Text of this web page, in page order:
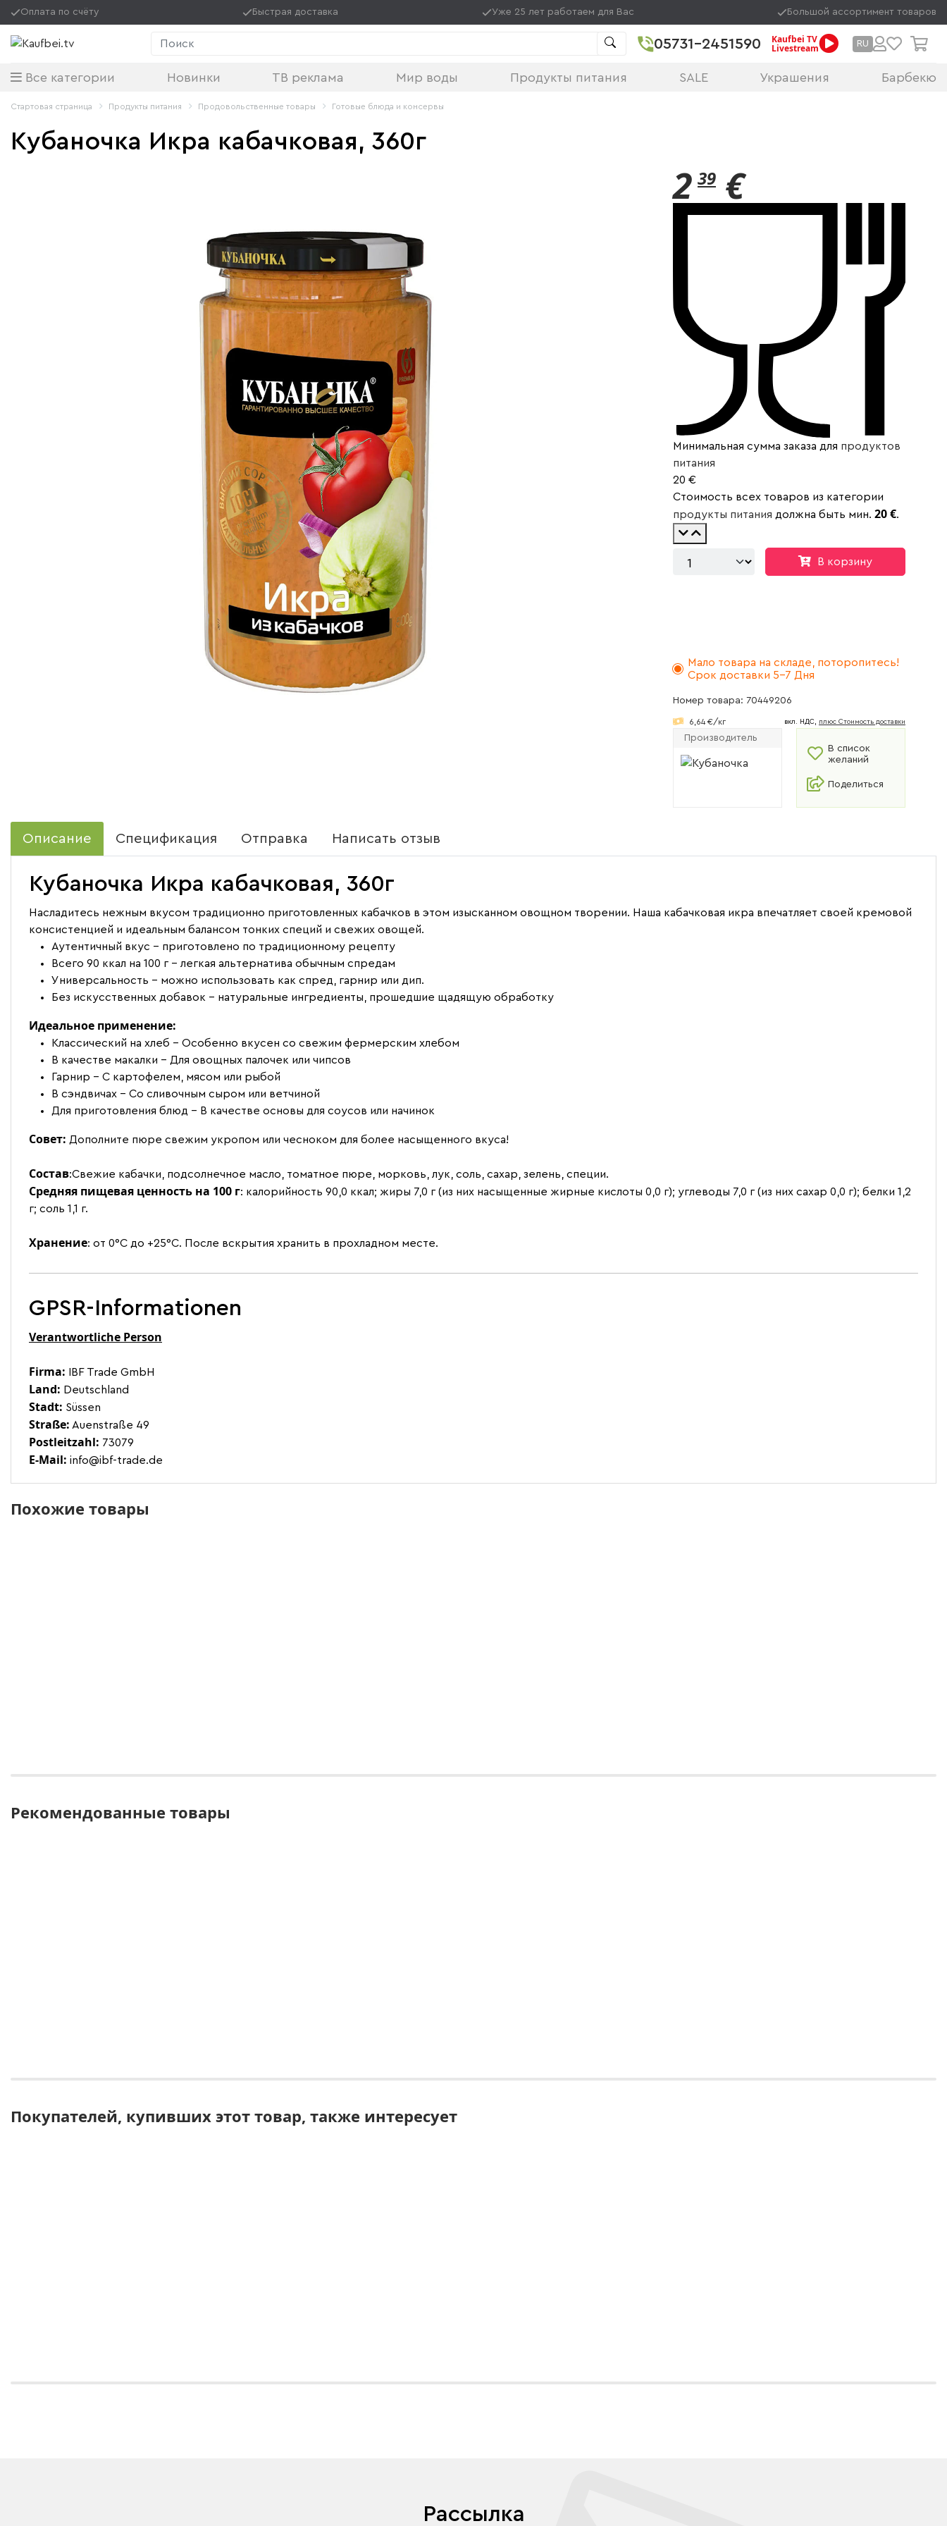
Оплата по счёту Быстрая доставка Уже 25 лет работаем для Вас Большой ассортимент товаров
Поиск 05731-2451590 Kaufbei TV
Livestream RU
Все категории Новинки ТВ реклама Мир воды Продукты питания SALE Украшения Барбекю
Стартовая страница Продукты питания Продовольственные товары Готовые блюда и консервы
Кубаночка Икра кабачковая, 360г
2 39 €
Минимальная сумма заказа для продуктов
питания
20 €
Стоимость всех товаров из категории
продукты питания должна быть мин. 20 €.
В корзину
Мало товара на складе, поторопитесь!
Срок доставки 5-7 Дня
Номер товара: 70449206
6,64 €/кг вкл. НДС, плюс Cтоимость доставки
Производитель
В список
желаний
Поделиться
Описание Спецификация Отправка Написать отзыв
Кубаночка Икра кабачковая, 360г
Насладитесь нежным вкусом традиционно приготовленных кабачков в этом изысканном овощном творении. Наша кабачковая икра впечатляет своей кремовой
консистенцией и идеальным балансом тонких специй и свежих овощей.
Аутентичный вкус - приготовлено по традиционному рецепту
Всего 90 ккал на 100 г - легкая альтернатива обычным спредам
Универсальность - можно использовать как спред, гарнир или дип.
Без искусственных добавок - натуральные ингредиенты, прошедшие щадящую обработку
Идеальное применение:
Классический на хлеб - Особенно вкусен со свежим фермерским хлебом
В качестве макалки - Для овощных палочек или чипсов
Гарнир - С картофелем, мясом или рыбой
В сэндвичах - Со сливочным сыром или ветчиной
Для приготовления блюд - В качестве основы для соусов или начинок
Совет: Дополните пюре свежим укропом или чесноком для более насыщенного вкуса!
Состав:Свежие кабачки, подсолнечное масло, томатное пюре, морковь, лук, соль, сахар, зелень, специи.
Средняя пищевая ценность на 100 г: калорийность 90,0 ккал; жиры 7,0 г (из них насыщенные жирные кислоты 0,0 г); углеводы 7,0 г (из них сахар 0,0 г); белки 1,2
г; соль 1,1 г.
Хранение: от 0°C до +25°C. После вскрытия хранить в прохладном месте.
GPSR-Informationen
Verantwortliche Person
Firma: IBF Trade GmbH
Land: Deutschland
Stadt: Süssen
Straße: Auenstraße 49
Postleitzahl: 73079
E-Mail: info@ibf-trade.de
Похожие товары
Рекомендованные товары
Покупателей, купивших этот товар, также интересует
Рассылка